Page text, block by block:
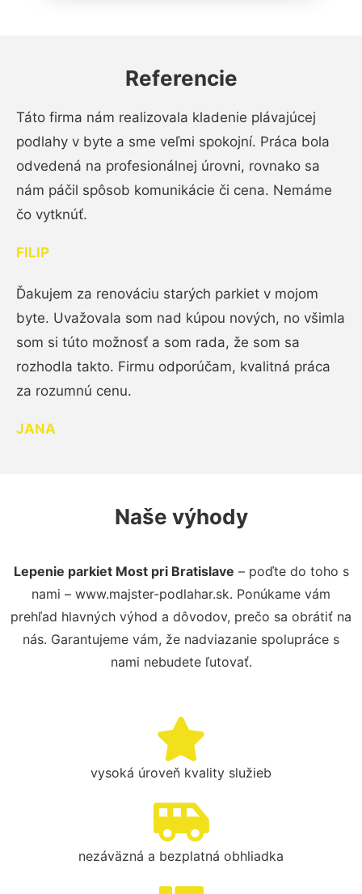
Referencie
Táto firma nám realizovala kladenie plávajúcej
podlahy v byte a sme veľmi spokojní. Práca bola
odvedená na profesionálnej úrovni, rovnako sa
nám páčil spôsob komunikácie či cena. Nemáme
čo vytknúť.
FILIP
Ďakujem za renováciu starých parkiet v mojom
byte. Uvažovala som nad kúpou nových, no všimla
som si túto možnosť a som rada, že som sa
rozhodla takto. Firmu odporúčam, kvalitná práca
za rozumnú cenu.
JANA
Naše výhody
Lepenie parkiet Most pri Bratislave – poďte do toho s
nami – www.majster-podlahar.sk. Ponúkame vám
prehľad hlavných výhod a dôvodov, prečo sa obrátiť na
nás. Garantujeme vám, že nadviazanie spolupráce s
nami nebudete ľutovať.
vysoká úroveň kvality služieb
nezáväzná a bezplatná obhliadka